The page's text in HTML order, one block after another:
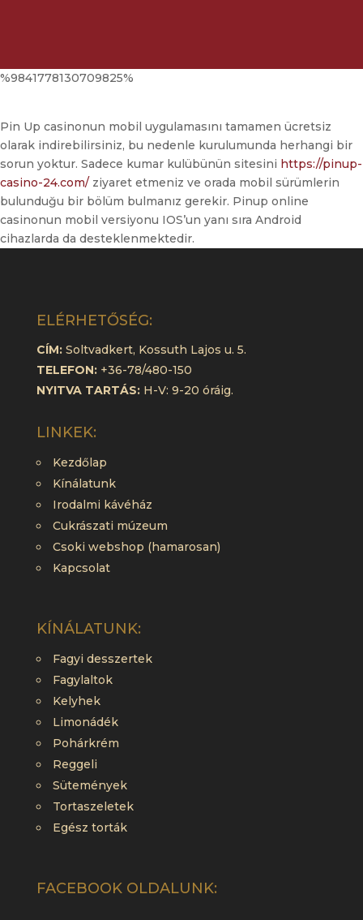
%9841778130709825%
Pin Up casinonun mobil uygulamasını tamamen ücretsiz
olarak indirebilirsiniz, bu nedenle kurulumunda herhangi bir
sorun yoktur. Sadece kumar kulübünün sitesini https://pinup-
casino-24.com/ ziyaret etmeniz ve orada mobil sürümlerin
bulunduğu bir bölüm bulmanız gerekir. Pinup online
casinonun mobil versiyonu IOS’un yanı sıra Android
cihazlarda da desteklenmektedir.
ELÉRHETŐSÉG:
CÍM:Soltvadkert, Kossuth Lajos u. 5.
TELEFON:+36-78/480-150
NYITVA TARTÁS:H-V: 9-20 óráig.
LINKEK:
Kezdőlap
Kínálatunk
Irodalmi kávéház
Cukrászati múzeum
Csoki webshop (hamarosan)
Kapcsolat
KÍNÁLATUNK:
Fagyi desszertek
Fagylaltok
Kelyhek
Limonádék
Pohárkrém
Reggeli
Sütemények
Tortaszeletek
Egész torták
FACEBOOK OLDALUNK: